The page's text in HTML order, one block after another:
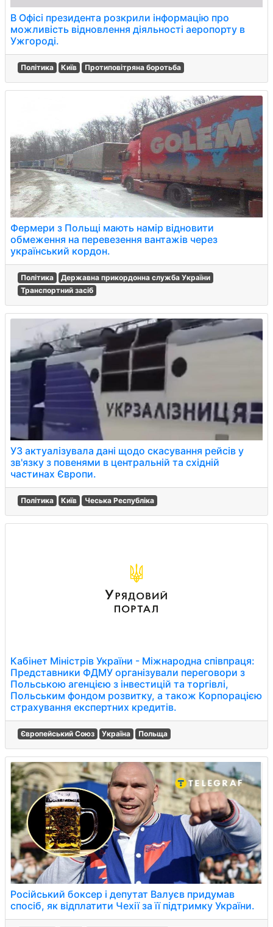
В Офісі президента розкрили інформацію про
можливість відновлення діяльності аеропорту в
Ужгороді.
Політика Київ Протиповітряна боротьба
Фермери з Польщі мають намір відновити
обмеження на перевезення вантажів через
український кордон.
Політика
Державна прикордонна служба України
Транспортний засіб
УЗ актуалізувала дані щодо скасування рейсів у
зв'язку з повенями в центральній та східній
частинах Європи.
Політика Київ Чеська Республіка
Кабінет Міністрів України - Міжнародна співпраця:
Представники ФДМУ організували переговори з
Польською агенцією з інвестицій та торгівлі,
Польським фондом розвитку, а також Корпорацією
страхування експертних кредитів.
Європейський Союз Україна Польща
Російський боксер і депутат Валуєв придумав
спосіб, як відплатити Чехії за її підтримку України.